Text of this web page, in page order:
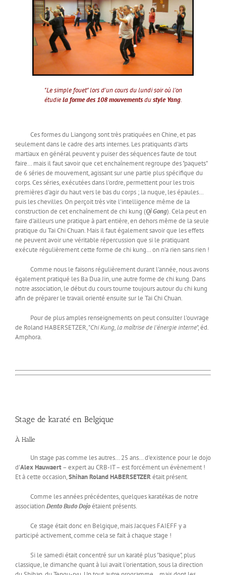
"Le simple fouet" lors d'un cours du lundi soir où l'on
étudiela forme des 108 mouvementsdustyle Yang.
Ces formes du Liangong sont très pratiquées en Chine, et pas
seulement dans le cadre des arts internes. Les pratiquants d'arts
martiaux en général peuvent y puiser des séquences faute de tout
faire… mais il faut savoir que cet enchaînement regroupe des "paquets"
de 6 séries de mouvement, agissant sur une partie plus spécifique du
corps. Ces séries, exécutées dans l'ordre, permettent pour les trois
premières d'agir du haut vers le bas du corps ; la nuque, les épaules…
puis les chevilles. On perçoit très vite l'intelligence même de la
construction de cet enchaînement de chi kung (Qi Gong). Cela peut en
faire d'ailleurs une pratique à part entière, en dehors même de la seule
pratique du Tai Chi Chuan. Mais il faut également savoir que les effets
ne peuvent avoir une véritable répercussion que si le pratiquant
exécute régulièrement cette forme de chi kung… on n’a rien sans rien !
Comme nous le faisons régulièrement durant l'année, nous avons
également pratiqué les Ba Dua Jin, une autre forme de chi kung. Dans
notre association, le début du cours tourne toujours autour du chi kung
afin de préparer le travail orienté ensuite sur le Tai Chi Chuan.
Pour de plus amples renseignements on peut consulter l'ouvrage
de Roland HABERSETZER, "Chi Kung, la maîtrise de l'énergie interne", éd.
Amphora.
Stage de karaté en Belgique
À Halle
Un stage pas comme les autres… 25 ans… d'existence pour le dojo
d'Alex Hauwaert– expert au CRB-IT – est forcément un évènement !
Et à cette occasion,Shihan Roland HABERSETZERétait présent.
Comme les années précédentes, quelques karatékas de notre
associationDento Budo Dojoétaient présents.
Ce stage était donc en Belgique, mais Jacques FAIEFF y a
participé activement, comme cela se fait à chaque stage !
Si le samedi était concentré sur un karaté plus "basique", plus
classique, le dimanche quant à lui avait l'orientation, sous la direction